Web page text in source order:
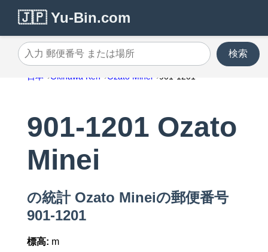
🇯🇵 Yu-Bin.com
入力 郵便番号 または場所
検索
日本 Okinawa Ken Ozato Minei 901-1201
901-1201 Ozato
Minei
の統計 Ozato Mineiの郵便番号
901-1201
標高: m